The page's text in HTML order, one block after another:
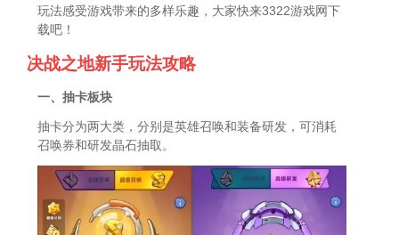
玩法感受游戏带来的多样乐趣，大家快来3322游戏网下
载吧！
决战之地新手玩法攻略
一、抽卡板块
抽卡分为两大类，分别是英雄召唤和装备研发，可消耗
召唤券和研发晶石抽取。